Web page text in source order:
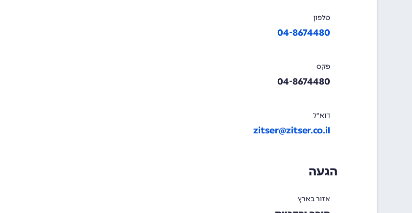
טלפון
04-8674480
פקס
04-8674480
דוא"ל
zitser@zitser.co.il
הגעה
אזור בארץ